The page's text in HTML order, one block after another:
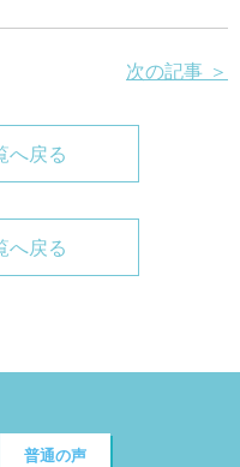
次の記事 ＞
へ戻る
へ戻る
普通の声